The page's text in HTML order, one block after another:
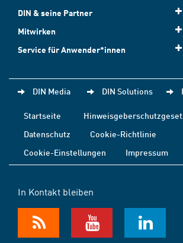
DIN & seine Partner
Mitwirken
Service für Anwender*innen
DIN Media DIN Solutions
Startseite
Datenschutz
Cookie-Richtlinie
Cookie-Einstellungen
Impressum
In Kontakt bleiben